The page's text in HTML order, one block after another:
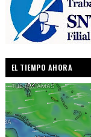
EL TIEMPO AHORA